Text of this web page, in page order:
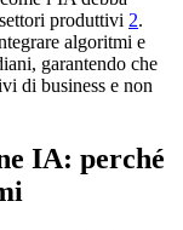
produttivi 2.
algoritmi e
garantendo che
di business e non
IA: perché